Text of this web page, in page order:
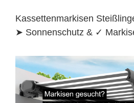
Kassettenmarkisen
➤ Sonnenschutz & ✓